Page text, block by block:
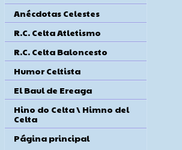
Anécdotas Celestes
R.C. Celta Atletismo
R.C. Celta Baloncesto
Humor Celtista
El Baul de Ereaga
Hino do Celta \ Himno del
Celta
Página principal